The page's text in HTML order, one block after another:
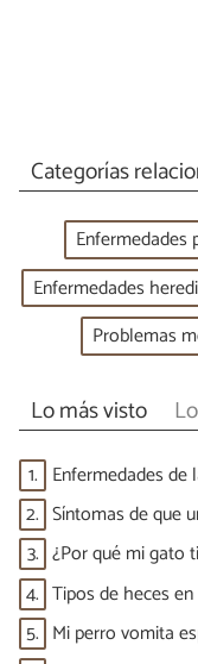
Categorías
Enfermedades
Enfermedades
Problemas
Lo más visto
1. Enfermedades
2. Síntomas de que
3. ¿Por qué mi gato
4. Tipos de heces
5. Mi perro vomita